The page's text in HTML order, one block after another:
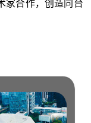
家合作，创造同台